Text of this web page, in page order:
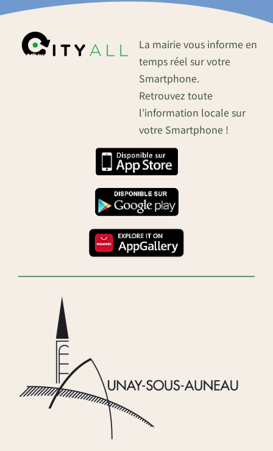
La mairie vous informe en
temps réel sur votre
Smartphone.
Retrouvez toute
l’information locale sur
votre Smartphone !